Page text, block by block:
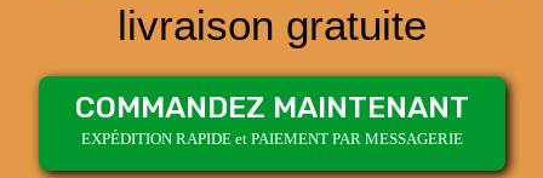
livraison gratuite
COMMANDEZ MAINTENANT
EXPÉDITION RAPIDE et PAIEMENT PAR MESSAGERIE